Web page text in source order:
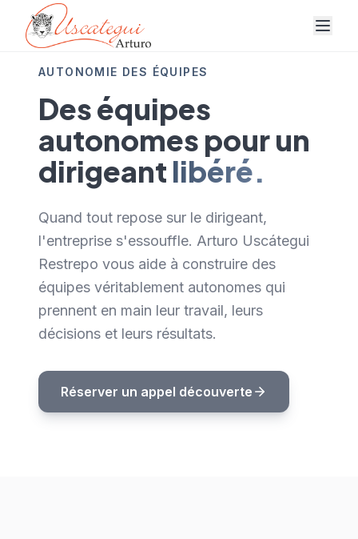
AUTONOMIE DES ÉQUIPES
Des équipes
autonomes pour un
dirigeant libéré.
Quand tout repose sur le dirigeant,
l'entreprise s'essouffle. Arturo Uscátegui
Restrepo vous aide à construire des
équipes véritablement autonomes qui
prennent en main leur travail, leurs
décisions et leurs résultats.
Réserver un appel découverte